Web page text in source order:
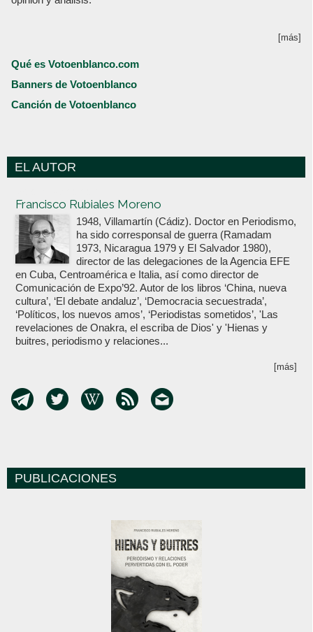
[más]
Qué es Votoenblanco.com
Banners de Votoenblanco
Canción de Votoenblanco
EL AUTOR
Francisco Rubiales Moreno
1948, Villamartín (Cádiz). Doctor en Periodismo,
ha sido corresponsal de guerra (Ramadam
1973, Nicaragua 1979 y El Salvador 1980),
director de las delegaciones de la Agencia EFE
en Cuba, Centroamérica e Italia, así como director de
Comunicación de Expo’92. Autor de los libros ‘China, nueva
cultura’, ‘El debate andaluz’, ‘Democracia secuestrada’,
‘Políticos, los nuevos amos’, ‘Periodistas sometidos’, 'Las
revelaciones de Onakra, el escriba de Dios' y 'Hienas y
buitres, periodismo y relaciones...
[más]
PUBLICACIONES